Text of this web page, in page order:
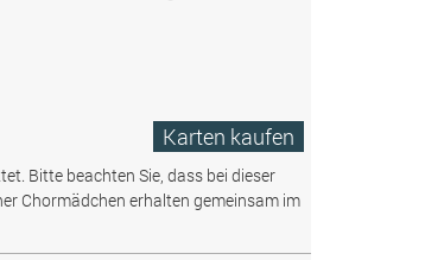
Karten kaufen
Bitte beachten Sie, dass bei dieser
Chormädchen erhalten gemeinsam im